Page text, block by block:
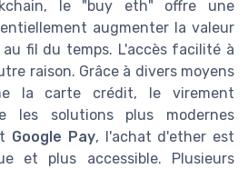
le "buy eth" offre une
augmenter la valeur
fil du temps. L'accès facilité à
raison. Grâce à divers moyens
la carte crédit, le virement
les solutions plus modernes
Google Pay, l'achat d'ether est
et plus accessible. Plusieurs